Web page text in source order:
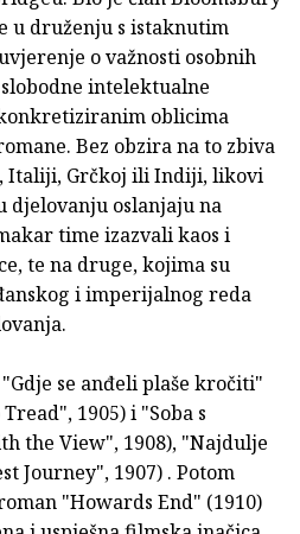
u druženju s istaknutim
o važnosti osobnih
intelektualne
oblicima
Bez obzira na to zbiva
Italiji, Grčkoj ili Indiji, likovi
djelovanju oslanjaju na
time izazvali kaos i
te na druge, kojima su
i imperijalnog reda
se anđeli plaše kročiti"
1905) i "Soba s
the View", 1908), "Najdulje
Journey", 1907) . Potom
"Howards End" (1910)